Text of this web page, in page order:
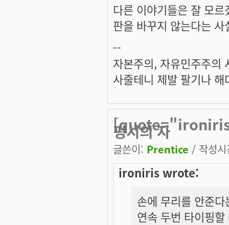
다른 이야기들은 잘 모
판을 바꾸지 않는다는
--
자본주의, 자유민주주의
사줄테니 제발 팔기나
핑시의 자
글쓴이: Prentice / 작성
ironiris wrote:
손에 무리를 안준
연속 두번 타이핑